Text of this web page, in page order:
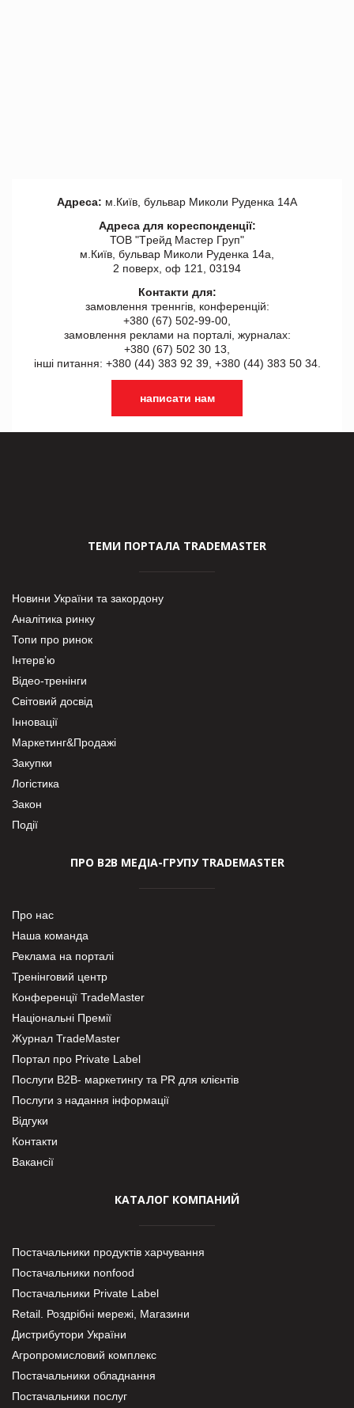
Адреса: м.Київ, бульвар Миколи Руденка 14А
Адреса для кореспонденції:
ТОВ "Tрейд Мастер Груп"
м.Київ, бульвар Миколи Руденка 14а,
2 поверх, оф 121, 03194
Контакти для:
замовлення треннгів, конференцій:
+380 (67) 502-99-00,
замовлення реклами на порталі, журналах:
+380 (67) 502 30 13,
інші питання: +380 (44) 383 92 39, +380 (44) 383 50 34.
написати нам
ТЕМИ ПОРТАЛА TRADEMASTER
Новини України та закордону
Аналітика ринку
Топи про ринок
Інтерв’ю
Відео-тренінги
Світовий досвід
Інновації
Маркетинг&Продажі
Закупки
Логістика
Закон
Події
ПРО В2В МЕДІА-ГРУПУ TRADEMASTER
Про нас
Наша команда
Реклама на порталі
Тренінговий центр
Конференції TradeMaster
Національні Премії
Журнал TradeMaster
Портал про Private Label
Послуги В2В- маркетингу та PR для клієнтів
Послуги з надання інформації
Відгуки
Контакти
Вакансії
КАТАЛОГ КОМПАНИЙ
Постачальники продуктів харчування
Постачальники nonfood
Постачальники Private Label
Retail. Роздрібні мережі, Магазини
Дистрибутори України
Агропромисловий комплекс
Постачальники обладнання
Постачальники послуг